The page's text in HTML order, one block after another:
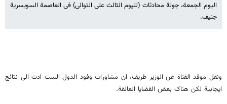
الیوم الجمعة، جولة محادثات (للیوم الثالث على التوالی) فی العاصمة السویسریة
جنیف.
ونقل موفد القناة عن الوزیر ظریف، ان مشاورات وفود الدول الست ادت الى نتائج
ایجابیة لکن هناک بعض القضایا العالقة.